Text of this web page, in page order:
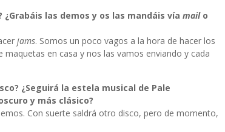
las demos y os las mandáis vía mailo
jams. Somos un poco vagos a la hora de hacer los
maquetas en casa y nos las vamos enviando y cada
¿Seguirá la estela musical de Pale
y más clásico?
Con suerte saldrá otro disco, pero de momento,